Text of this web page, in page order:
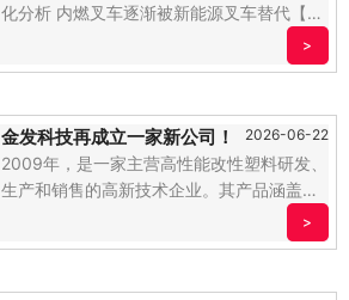
化分析 内燃叉车逐渐被新能源叉车替代【组
>
金发科技再成立一家新公司！ 2026-06-22
2009年，是一家主营高性能改性塑料研发、
生产和销售的高新技术企业。其产品涵盖阻
>